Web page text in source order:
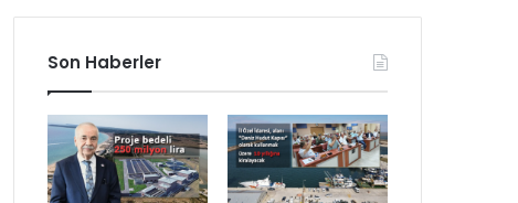
Son Haberler